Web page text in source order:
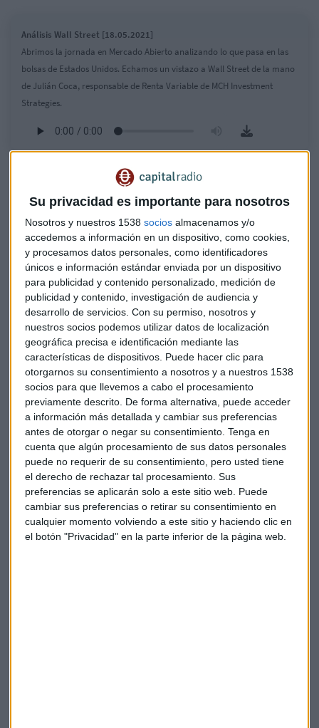
Su privacidad es importante para nosotros
Nosotros y nuestros 1538 socios almacenamos y/o
accedemos a información en un dispositivo, como cookies,
y procesamos datos personales, como identificadores
únicos e información estándar enviada por un dispositivo
para publicidad y contenido personalizado, medición de
publicidad y contenido, investigación de audiencia y
desarrollo de servicios. Con su permiso, nosotros y
nuestros socios podemos utilizar datos de localización
geográfica precisa e identificación mediante las
características de dispositivos. Puede hacer clic para
otorgarnos su consentimiento a nosotros y a nuestros 1538
socios para que llevemos a cabo el procesamiento
previamente descrito. De forma alternativa, puede acceder
a información más detallada y cambiar sus preferencias
antes de otorgar o negar su consentimiento. Tenga en
cuenta que algún procesamiento de sus datos personales
puede no requerir de su consentimiento, pero usted tiene
el derecho de rechazar tal procesamiento. Sus
preferencias se aplicarán solo a este sitio web. Puede
cambiar sus preferencias o retirar su consentimiento en
cualquier momento volviendo a este sitio y haciendo clic en
el botón "Privacidad" en la parte inferior de la página web.
Análisis Wall Street [18.05.2021]
Abrimos la jornada en Mercado Abierto analizando lo que pasa en las
bolsas de Estados Unidos. Echamos un vistazo a Wall Street de la mano
de Julián Coca, responsable de Renta Variable de MCH Investment
Strategies.
Las "debilidades" que esconde la alianza de Discovery y
¿Cómo aprovechar las correcciones para ganar en el
mercado?
Jornada en la que la actualidad macroeconómica pasa por
los datos de viviendas ypermisos de construcción que
caen un 9,5%debido, en parte, al aumento de los precios
de las materias primas de la construcción como, por
ejemplo, la madera, según los datos y conclusiones del
Departamento de Comercio.
Números que no han lastrado a losíndices
estadounidensesque han abierto la jornada
prácticamente planosen medio de una subida de los
precios del petróleo, que tocan máximos de los últimos siete
años, como consecuencia del hackeo al oleoducto Colonial.
Impulsos para Walmart
Walmart supera las ventas gracias al impacto de los
cheques de gasto de Biden.En sus resultados
trimestrales, el gigante estadounidense de los